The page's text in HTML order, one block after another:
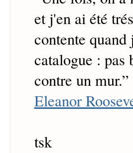
et j'en ai été
contente
catalogue : pas
contre un mur.”
Eleanor
tsk